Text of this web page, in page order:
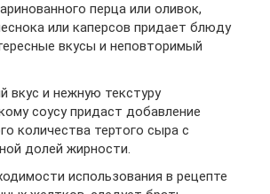
перца или оливок,
или каперсов придает блюду
вкусы и неповторимый
вкус и нежную текстуру
соусу придаст добавление
количества тертого сыра с
долей жирности.
использования в рецепте